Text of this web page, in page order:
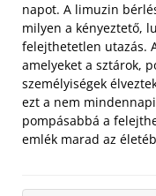
napot. A limuzin
milyen a kényeztető,
felejthetetlen utazás.
amelyeket a sztárok,
személyiségek
ezt a nem
pompásabbá a
emlék marad az